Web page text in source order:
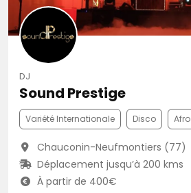
DJ
Sound Prestige
Variété Internationale Disco Afro
Chauconin-Neufmontiers (77)
Déplacement jusqu’à 200 kms
À partir de 400€